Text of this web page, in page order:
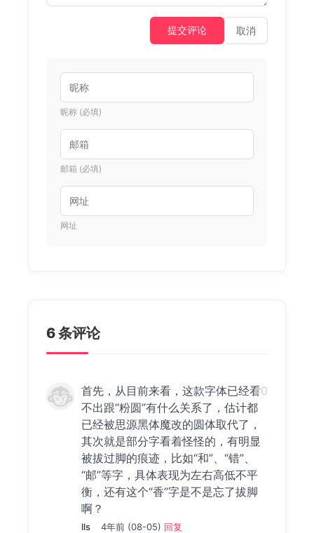
提交评论 取消
昵称 (必填)
邮箱 (必填)
网址
6 条评论
首先，从目前来看，这款字体已经看
不出跟“粉圆”有什么关系了，估计都
已经被思源黑体魔改的圆体取代了，
其次就是部分字看着怪怪的，有明显
被拔过脚的痕迹，比如“和”、“错”、
“邮”等字，具体表现为左右高低不平
衡，还有这个“香”字是不是忘了拔脚
啊？
lls 4年前 (08-05) 回复
#0